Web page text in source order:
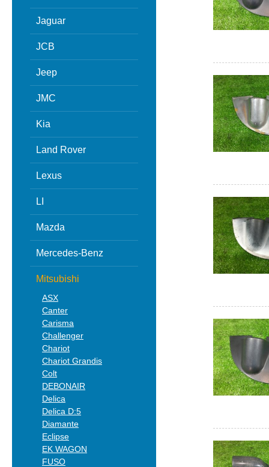
Jaguar
JCB
Jeep
JMC
Kia
Land Rover
Lexus
LI
Mazda
Mercedes-Benz
Mitsubishi
ASX
Canter
Carisma
Challenger
Chariot
Chariot Grandis
Colt
DEBONAIR
Delica
Delica D:5
Diamante
Eclipse
EK WAGON
FUSO